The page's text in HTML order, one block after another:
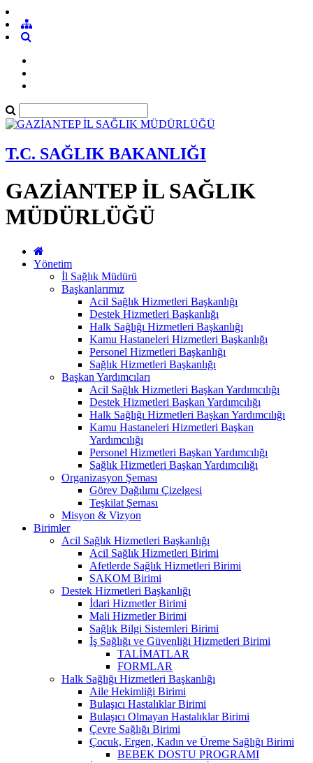
T.C. SAĞLIK BAKANLIĞI
GAZİANTEP İL SAĞLIK
MÜDÜRLÜĞÜ
Yönetim
İl Sağlık Müdürü
Başkanlarımız
Acil Sağlık Hizmetleri Başkanlığı
Destek Hizmetleri Başkanlığı
Halk Sağlığı Hizmetleri Başkanlığı
Kamu Hastaneleri Hizmetleri Başkanlığı
Personel Hizmetleri Başkanlığı
Sağlık Hizmetleri Başkanlığı
Başkan Yardımcıları
Acil Sağlık Hizmetleri Başkan Yardımcılığı
Destek Hizmetleri Başkan Yardımcılığı
Halk Sağlığı Hizmetleri Başkan Yardımcılığı
Kamu Hastaneleri Hizmetleri Başkan
Yardımcılığı
Personel Hizmetleri Başkan Yardımcılığı
Sağlık Hizmetleri Başkan Yardımcılığı
Organizasyon Şeması
Görev Dağılımı Çizelgesi
Teşkilat Şeması
Misyon & Vizyon
Birimler
Acil Sağlık Hizmetleri Başkanlığı
Acil Sağlık Hizmetleri Birimi
Afetlerde Sağlık Hizmetleri Birimi
SAKOM Birimi
Destek Hizmetleri Başkanlığı
İdari Hizmetler Birimi
Mali Hizmetler Birimi
Sağlık Bilgi Sistemleri Birimi
İş Sağlığı ve Güvenliği Hizmetleri Birimi
TALİMATLAR
FORMLAR
Halk Sağlığı Hizmetleri Başkanlığı
Aile Hekimliği Birimi
Bulaşıcı Hastalıklar Birimi
Bulaşıcı Olmayan Hastalıklar Birimi
Çevre Sağlığı Birimi
Çocuk, Ergen, Kadın ve Üreme Sağlığı Birimi
BEBEK DOSTU PROGRAMI